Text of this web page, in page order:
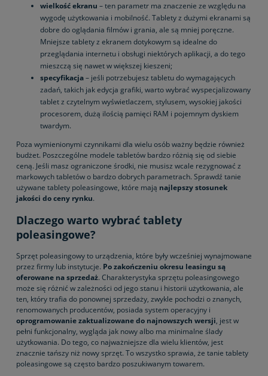
wielkość ekranu – ten parametr ma znaczenie ze względu na
wygodę użytkowania i mobilność. Tablety z dużymi ekranami są
dobre do oglądania filmów i grania, ale są mniej poręczne.
Mniejsze tablety z ekranem dotykowym są idealne do
przeglądania internetu i obsługi niektórych aplikacji, a do tego
mieszczą się nawet w większej kieszeni;
specyfikacja– jeśli potrzebujesz tabletu do wymagających
zadań, takich jak edycja grafiki, warto wybrać wyspecjalizowany
tablet z czytelnym wyświetlaczem, stylusem, wysokiej jakości
procesorem, dużą ilością pamięci RAM i pojemnym dyskiem
twardym.
Poza wymienionymi czynnikami dla wielu osób ważny będzie również
budżet. Poszczególne modele tabletów bardzo różnią się od siebie
ceną. Jeśli masz ograniczone środki, nie musisz wcale rezygnować z
markowych tabletów o bardzo dobrych parametrach. Sprawdź tanie
używane tablety poleasingowe, które mają najlepszy stosunek
jakości do ceny rynku.
Dlaczego warto wybrać tablety
poleasingowe?
Sprzęt poleasingowy to urządzenia, które były wcześniej wynajmowane
przez firmy lub instytucje. Po zakończeniu okresu leasingu są
oferowane na sprzedaż. Charakterystyka sprzętu poleasingowego
może się różnić w zależności od jego stanu i historii użytkowania, ale
ten, który trafia do ponownej sprzedaży, zwykle pochodzi o znanych,
renomowanych producentów, posiada system operacyjny i
oprogramowanie zaktualizowane do najnowszych wersji, jest w
pełni funkcjonalny, wygląda jak nowy albo ma minimalne ślady
użytkowania. Do tego, co najważniejsze dla wielu klientów, jest
znacznie tańszy niż nowy sprzęt. To wszystko sprawia, że tanie tablety
poleasingowe są często bardzo poszukiwanym towarem.